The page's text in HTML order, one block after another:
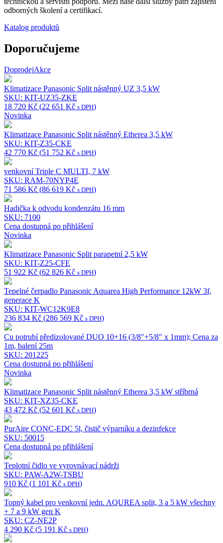
odborných školení a certifikací.
Katalog produktů
Doporučujeme
DoprodejAkce
Klimatizace Panasonic Split nástěnný UZ 3,5 kW
SKU: KIT-UZ35-ZKE
18 720 Kč (22 651 Kč s DPH)
Novinka
Klimatizace Panasonic Split nástěnný Etherea 3,5 kW
SKU: KIT-Z35-CKE
42 770 Kč (51 752 Kč s DPH)
venkovní Triple C MULTI, 7 kW
SKU: RAM-70NYP4E
71 586 Kč (86 619 Kč s DPH)
Hadička k odvodu kondenzátu 16 mm
SKU: 7100
Cena dostupná po přihlášení
Novinka
Klimatizace Panasonic Split parapetní 2,5 kW
SKU: KIT-Z25-CFE
51 922 Kč (62 826 Kč s DPH)
Tepelné čerpadlo Panasonic Aquarea High Performance 12kW 3f,
generace K
SKU: KIT-WC12K9E8
236 834 Kč (286 569 Kč s DPH)
Cu potrubí předizolované DUO 10+16 (3/8"+5/8" x 1mm); Cena za
1m, balení 25m
SKU: 201225
Cena dostupná po přihlášení
Novinka
Klimatizace Panasonic Split nástěnný Etherea 3,5 kW stříbrná
SKU: KIT-XZ35-CKE
43 472 Kč (52 601 Kč s DPH)
PurAire CONC-EDC 5l, čistič výparníku a dezinfekce
SKU: 50015
Cena dostupná po přihlášení
Teplotní čidlo ve vyrovnávací nádrži
SKU: PAW-A2W-TSBU
910 Kč (1 101 Kč s DPH)
Topný kabel pro venkovní jedn. AQUREA split, 3 a 5 kW všechny
+ 7 a 9 kW gen K
SKU: CZ-NE2P
4 290 Kč (5 191 Kč s DPH)